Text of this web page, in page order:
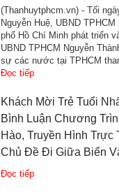
(Thanhuytphcm.vn) - Tối
Nguyễn Huệ, UBND
phố Hồ Chí Minh phát triển
UBND TPHCM Nguyễn
sự các nước tại TPHCM
Đọc tiếp
Khách Mời Trẻ Tuổi
Bình Luận Chương
Hào, Truyền Hình Trực
Chủ Đề Đi Giữa Biển
Đọc tiếp